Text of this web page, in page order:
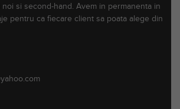
si second-hand. Avem in permanenta in
pentru ca fiecare client sa poata alege din